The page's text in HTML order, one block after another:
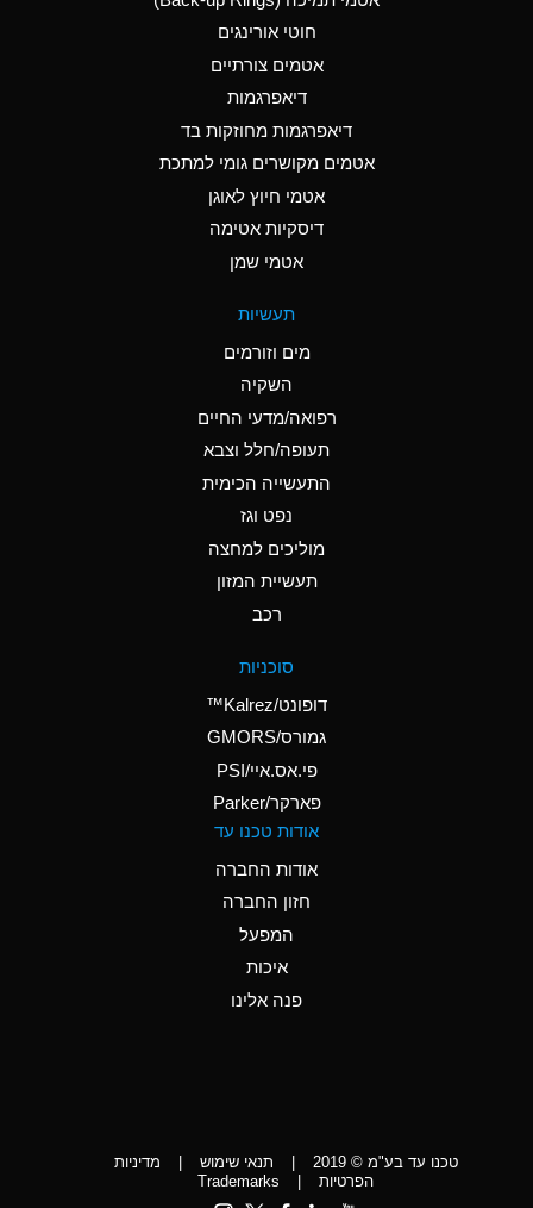
Aluminum Phosphate
Ammonia Anhydrous
C
Ammonia Gas (cold)
A
Ammonia Gas (hot)
Ammonium Hydroxide
A
Ammonium Nitrate
Ammonium Nitrite
Ammonium Persulfate
Ammonium Phosphate
A
Ammonium Sulfate
*
Amyl Acetate (Banana
Aniline
D
חוטי אורינגים
אטמים צורתיים
דיאפרגמות
דיאפרגמות מחוזקות בד
אטמים מקושרים גומי למתכת
אטמי חיוץ לאוגן
דיסקיות אטימה
אטמי שמן
תעשיות
מים וזורמים
השקיה
רפואה/מדעי החיים
תעופה/חלל וצבא
התעשייה הכימית
נפט וגז
מוליכים למחצה
תעשיית המזון
רכב
סוכניות
דופונט/Kalrez™
גמורס/GMORS
פי.אס.איי/PSI
פארקר/Parker
אודות טכנו עד
אודות החברה
חזון החברה
המפעל
איכות
פנה אלינו
טכנו עד בע"מ © 2019 | תנאי שימוש |
מדיניות
הפרטיות
|
Trademarks